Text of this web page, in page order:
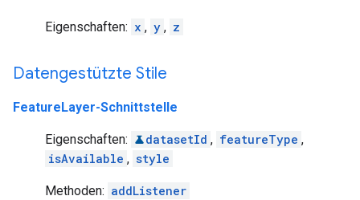
Eigenschaften: x , y , z
Datengestützte Stile
FeatureLayer-Schnittstelle
Eigenschaften: datasetId , featureType ,
isAvailable , style
Methoden: addListener